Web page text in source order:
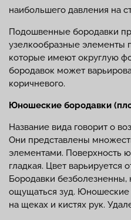
наибольшего давления на
Подошвенные бородавки
узелкообразные элементы
которые имеют округлую
бородавок может
коричневого.
Юношеские бородавки
Название вида говорит о
Они представлены
элементами. Поверхность
гладкая. Цвет варьируется
Бородавки
ощущаться зуд. Юношеские
на щеках и кистях рук.